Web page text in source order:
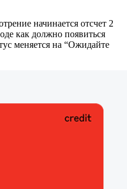
начинается отсчет 2
как должно появиться
меняется на “Ожидайте